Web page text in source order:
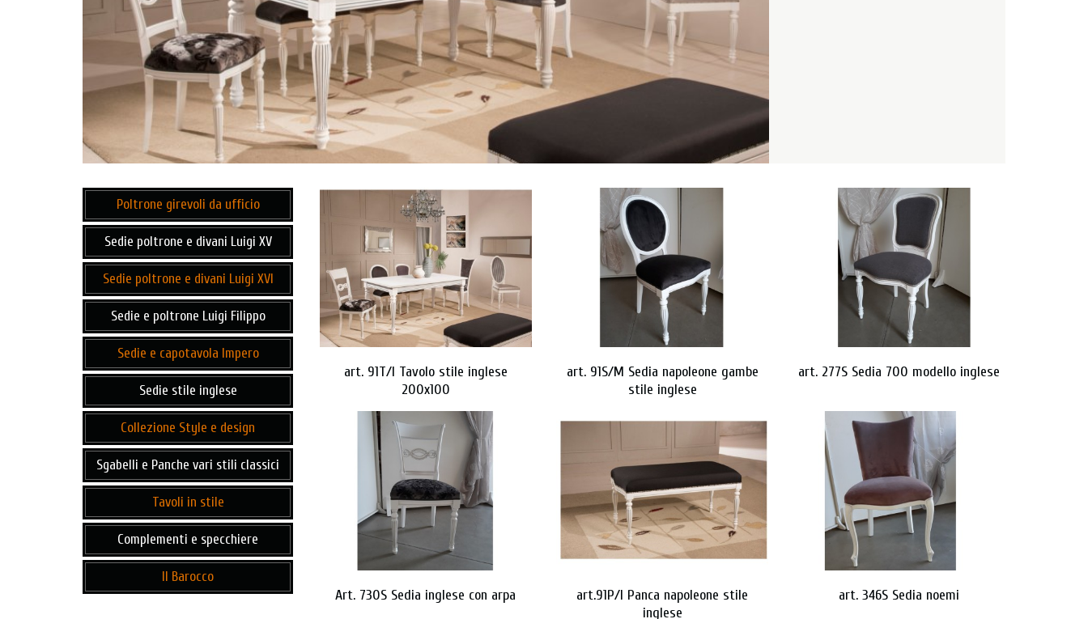
Poltrone girevoli da ufficio
Sedie poltrone e divani Luigi XV
Sedie poltrone e divani Luigi XVI
Sedie e poltrone Luigi Filippo
Sedie e capotavola Impero
Sedie stile inglese
Collezione Style e design
Sgabelli e Panche vari stili classici
Tavoli in stile
Complementi e specchiere
Il Barocco
art. 91T/I Tavolo stile inglese
200x100
art. 91S/M Sedia napoleone gambe
stile inglese
art. 277S Sedia 700 modello inglese
Art. 730S Sedia inglese con arpa
art.91P/I Panca napoleone stile
inglese
art. 346S Sedia noemi